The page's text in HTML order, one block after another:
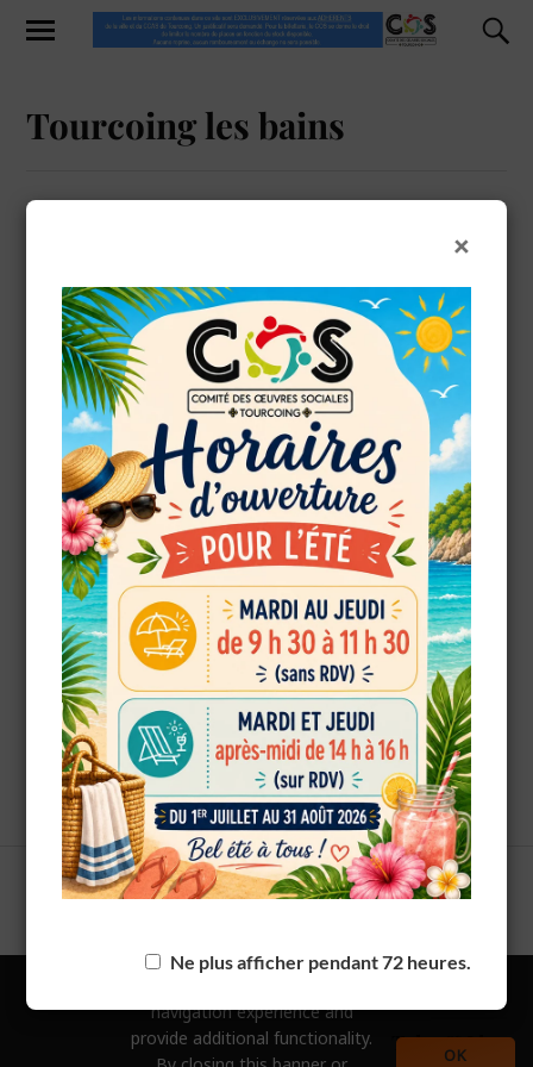
navigation experience and
provide additional functionality.
OK
OK
European Commission |
Cookies Policy
powered by WPCookiePro
Tourcoing les bains
DFERMONT
PRÉCÉDENT
SUIVANT
Taho & Lina
×
Ne plus afficher pendant 72 heures.